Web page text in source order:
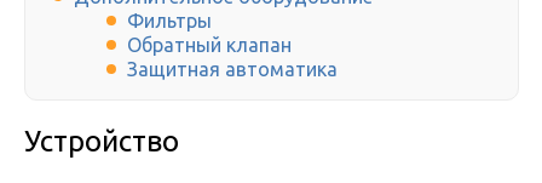
Фильтры
Обратный клапан
Защитная автоматика
Устройство